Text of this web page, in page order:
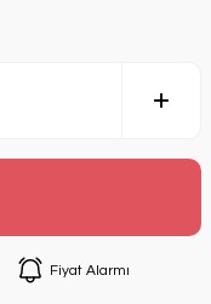
Fiyat Alarmı